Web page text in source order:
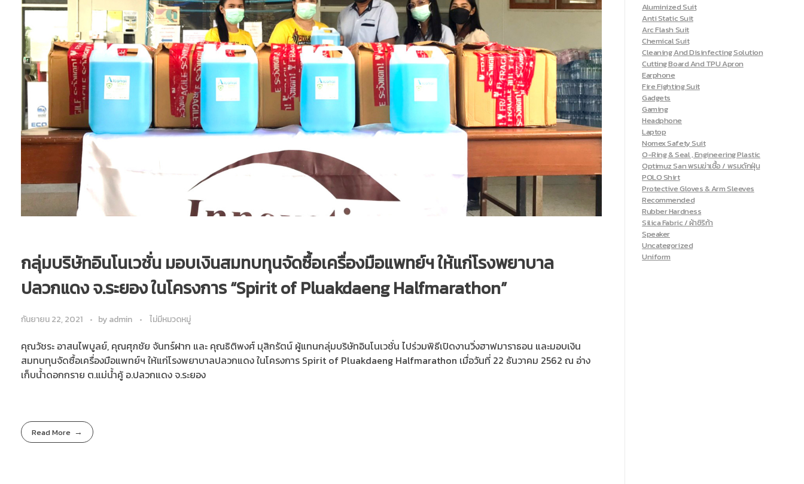
กลุ่มบริษัทอินโนเวชั่น มอบเงินสมทบทุนจัดซื้อเครื่องมือแพทย์ฯ ให้แก่โรงพยาบาล
ปลวกแดง จ.ระยอง ในโครงการ “Spirit of Pluakdaeng Halfmarathon”
กันยายน 22, 2021 byadmin ไม่มีหมวดหมู่
คุณวัชระ อาสนไพบูลย์, คุณศุภชัย จันทร์ฝาก และ คุณธิติพงศ์ มุสิกรัตน์ ผู้แทนกลุ่มบริษัทอินโนเวชั่น ไปร่วมพิธีเปิดงานวิ่งฮาฟมาราธอน และมอบเงิน
สมทบทุนจัดซื้อเครื่องมือแพทย์ฯ ให้แก่โรงพยาบาลปลวกแดง ในโครงการ Spirit of Pluakdaeng Halfmarathon เมื่อวันที่ 22 ธันวาคม 2562 ณ อ่าง
เก็บน้ำดอกกราย ต.แม่น้ำคู้ อ.ปลวกแดง จ.ระยอง
Read More
Aluminized Suit
Anti Static Suit
Arc Flash Suit
Chemical Suit
Cleaning And Disinfecting Solution
Cutting Board And TPU Apron
Earphone
Fire Fighting Suit
Gadgets
Gaming
Headphone
Laptop
Nomex Safety Suit
O-Ring & Seal , Engineering Plastic
Optimuz San พรมฆ่าเชื้อ / พรมดักฝุ่น
POLO Shirt
Protective Gloves & Arm Sleeves
Recommended
Rubber Hardness
Silica Fabric / ผ้าซิริก้า
Speaker
Uncategorized
Uniform